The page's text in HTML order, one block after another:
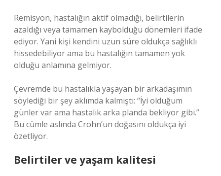
Remisyon, hastalığın aktif olmadığı, belirtilerin
azaldığı veya tamamen kaybolduğu dönemleri ifade
ediyor. Yani kişi kendini uzun süre oldukça sağlıklı
hissedebiliyor ama bu hastalığın tamamen yok
olduğu anlamına gelmiyor.
Çevremde bu hastalıkla yaşayan bir arkadaşımın
söylediği bir şey aklımda kalmıştı: “İyi olduğum
günler var ama hastalık arka planda bekliyor gibi.”
Bu cümle aslında Crohn’un doğasını oldukça iyi
özetliyor.
Belirtiler ve yaşam kalitesi